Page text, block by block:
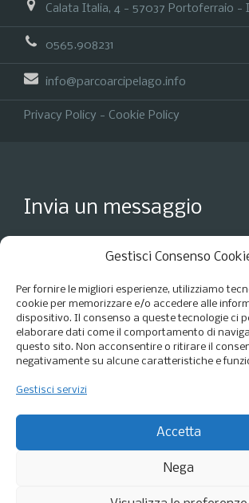
Gestisci Consenso
Per fornire le migliori esperienze, utilizziamo
cookie per memorizzare e/o accedere alle
dispositivo. Il consenso a queste tecnologie ci
elaborare dati come il comportamento di
questo sito. Non acconsentire o ritirare il
negativamente su alcune caratteristiche e
Gestisci servizi
Accetta
Nega
Calata Italia, 4 - 57037 Portoferraio -
0565.908231
info@parcoarcipelago.info
Privacy Policy - Cookie Policy
Invia un messaggio
Accetto i termini dellaPrivacy Policy*